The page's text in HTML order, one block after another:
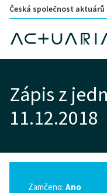
Česká společnost aktuárů
Zápis z
11.12.2018
Zamčeno: Ano